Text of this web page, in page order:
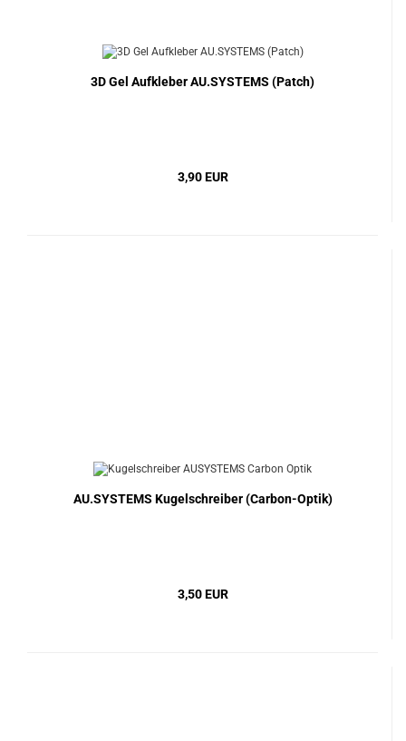
3D Gel Aufkleber AU.SYSTEMS (Patch)
3,90 EUR
AU.SYSTEMS Kugelschreiber (Carbon-Optik)
3,50 EUR